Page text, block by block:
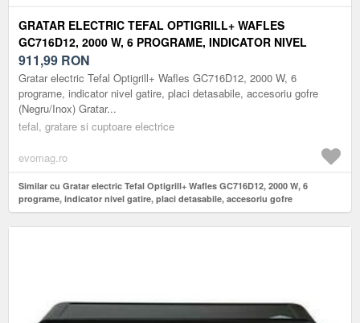
GRATAR ELECTRIC TEFAL OPTIGRILL+ WAFLES
GC716D12, 2000 W, 6 PROGRAME, INDICATOR NIVEL
GATIRE, PLACI DETASABILE, ACCESORIU GOFRE
(NEGRU/INOX)
911,99 RON
Gratar electric Tefal Optigrill+ Wafles GC716D12, 2000 W, 6
programe, indicator nivel gatire, placi detasabile, accesoriu gofre
(Negru/Inox) Gratar...
tefal, gratare si cuptoare electrice
evomag.ro
Similar cu Gratar electric Tefal Optigrill+ Wafles GC716D12, 2000 W, 6
programe, indicator nivel gatire, placi detasabile, accesoriu gofre
(Negru/Inox)